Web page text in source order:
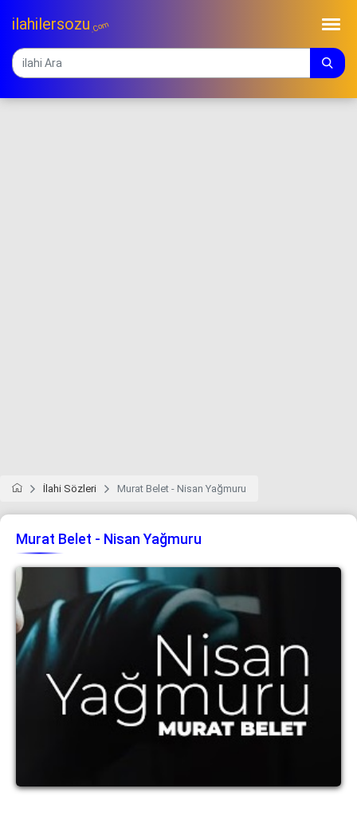
ilahilersozu.Com
İlahi Sözleri Murat Belet - Nisan Yağmuru
Murat Belet - Nisan Yağmuru